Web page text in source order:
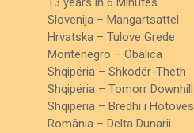
Slovenija – Mangartsattel
Hrvatska – Tulove Grede
Montenegro – Obalica
Shqipëria – Shkodër-Theth
Shqipëria – Tomorr Downhill
Shqipëria – Bredhi i Hotovës
România – Delta Dunarii